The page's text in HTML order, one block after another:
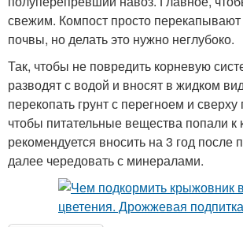
свежим. Компост просто
почвы, но делать это нужно неглубоко.
Так, чтобы не повредить корневую
разводят с водой и вносят в жидком
перекопать грунт с перегноем и
чтобы питательные вещества попали к
рекомендуется вносить на 3 год после
далее чередовать с минералами.